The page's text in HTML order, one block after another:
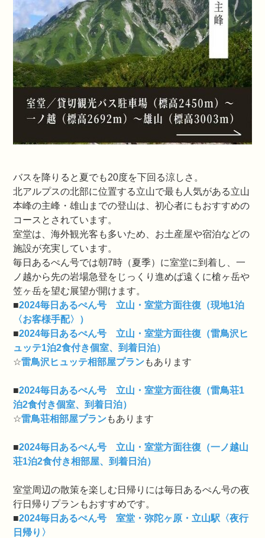
バスを降りると夏でも20度を下回る涼しさ。
北アルプスの北部に位置する立山で最も人気がある立山
本峰の主峰・雄山までの登山は、初心者にもおすすめの
コースとされています。
室堂は、海外観光客も多いため、お土産屋や宿泊などの
施設が充実しています。
毎日あるぺん号では朝7時（夏季）に室堂に到着し、一
ノ越から先の岩場急登をじっくり進めば遠くに槍ヶ岳や
笠ヶ岳を望む展望が開けます。
■2024毎日あるぺん号 立山・室堂方面往復（現地1泊
〈お客様手配〉）
■2024毎日あるぺん号 立山・室堂方面往復（雷鳥沢ヒ
ュッテ1泊2食付き個室、到着日泊）
☆雷鳥沢ヒュッテ相部屋プランもあります
■2024毎日あるぺん号 立山・室堂方面往復（雷鳥荘1
泊2食付き個室、到着日泊）
☆雷鳥荘相部屋プランもあります
■2024毎日あるぺん号 立山・室堂方面往復（一ノ越山
荘1泊2食付き相部屋、到着日泊）
室堂周辺の散策を楽しむ日帰りには毎日あるぺん号の夜
行日帰りプランもおすすめです。
■2024毎日あるぺん号 室堂・弥陀ヶ原・立山駅〈夜行
日帰り〉